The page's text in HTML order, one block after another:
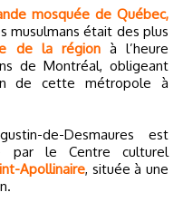
mosquée de Québec,
musulmans était des plus
de la régionà l’heure
de Montréal, obligeant
de cette métropole à
de-Desmaures est
par le Centre culturel
Apollinaire, située à une